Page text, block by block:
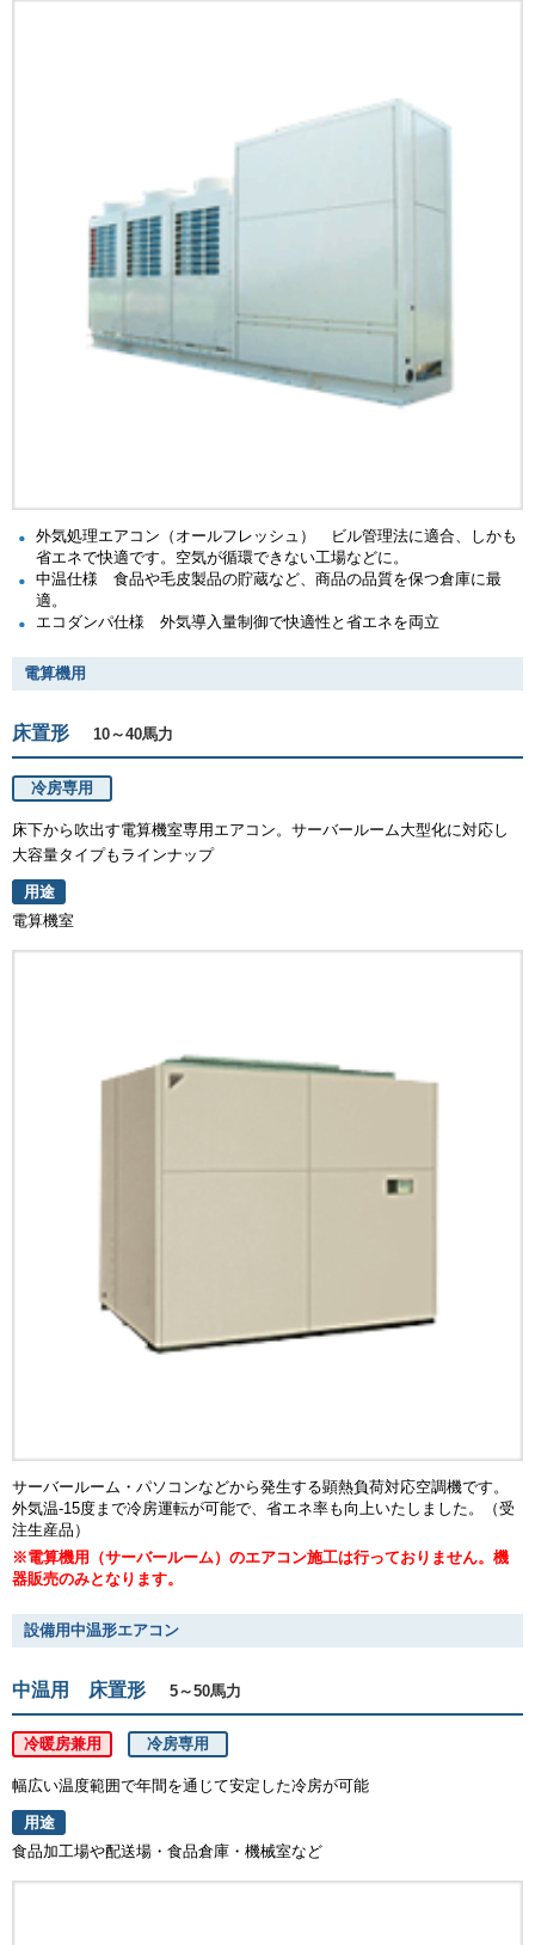
外気処理エアコン（オールフレッシュ） ビル管理法に適合、しかも
省エネで快適です。空気が循環できない工場などに。
中温仕様 食品や毛皮製品の貯蔵など、商品の品質を保つ倉庫に最
適。
エコダンパ仕様 外気導入量制御で快適性と省エネを両立
電算機用
床置形 10～40馬力
冷房専用
床下から吹出す電算機室専用エアコン。サーバールーム大型化に対応し
大容量タイプもラインナップ
用途
電算機室
サーバールーム・パソコンなどから発生する顕熱負荷対応空調機です。
外気温-15度まで冷房運転が可能で、省エネ率も向上いたしました。（受
注生産品）
※電算機用（サーバールーム）のエアコン施工は行っておりません。機
器販売のみとなります。
設備用中温形エアコン
中温用 床置形 5～50馬力
冷暖房兼用 冷房専用
幅広い温度範囲で年間を通じて安定した冷房が可能
用途
食品加工場や配送場・食品倉庫・機械室など